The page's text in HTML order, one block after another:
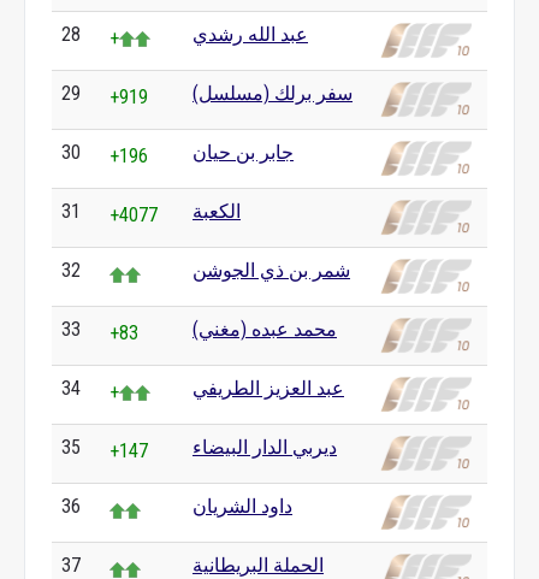
28 + عبد الله رشدي
29 +919 سفر برلك (مسلسل)
30 +196 جابر بن حيان
31 +4077 الكعبة
32 شمر بن ذي الجوشن
33 +83 محمد عبده (مغني)
34 + عبد العزيز الطريفي
35 +147 ديربي الدار البيضاء
36 داود الشريان
37
الحملة البريطانية